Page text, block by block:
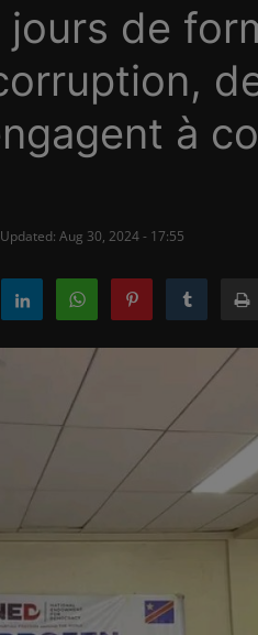
jours de
à
Updated: Aug 30, 2024 - 17:55